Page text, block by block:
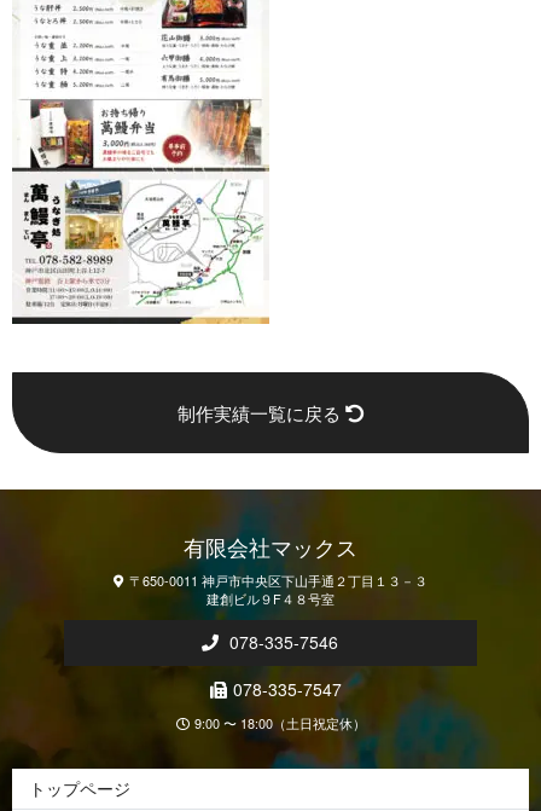
制作実績一覧に戻る
有限会社マックス
〒650-0011 神戸市中央区下山手通２丁目１３－３
建創ビル９F４８号室
078-335-7546
078-335-7547
9:00 〜 18:00（土日祝定休）
トップページ